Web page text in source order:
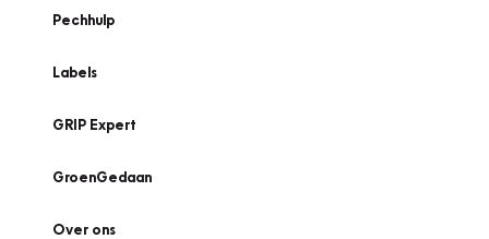
Pechhulp
Labels
GRIP Expert
GroenGedaan
Over ons